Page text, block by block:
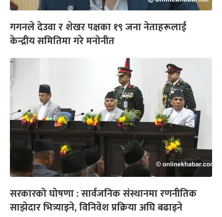
गगनले देउवा र शेखर पक्षका १९ जना नेताहरूलाई
केन्द्रीय समितिमा गरे मनोनीत
सरकारको घोषणा : सार्वजनिक संस्थानमा रणनीतिक
साझेदार भित्र्याइने, विनिवेश प्रक्रिया अघि बढाइने